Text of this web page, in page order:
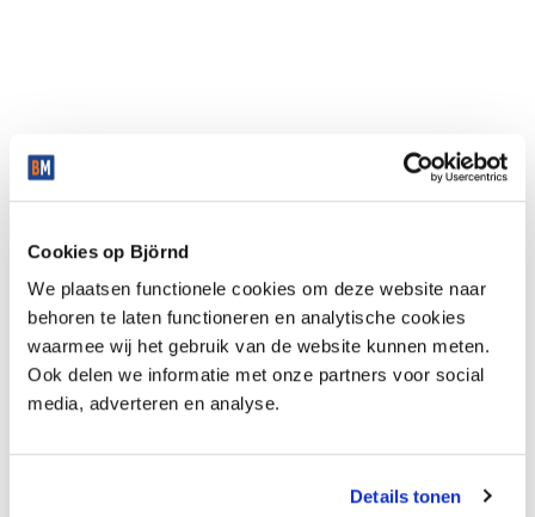
Cookies op Björnd
We plaatsen functionele cookies om deze website naar
behoren te laten functioneren en analytische cookies
waarmee wij het gebruik van de website kunnen meten.
Ook delen we informatie met onze partners voor social
media, adverteren en analyse.
Details tonen